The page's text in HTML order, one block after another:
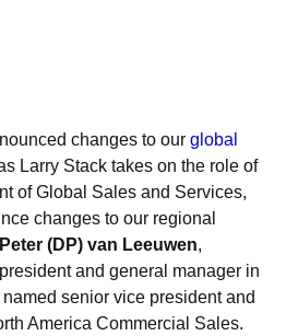
changes to our global
Larry Stack takes on the role of
of Global Sales and Services,
changes to our regional
(DP) van Leeuwen,
and general manager in
senior vice president and
America Commercial Sales.